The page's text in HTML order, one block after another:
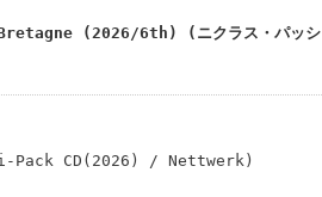
Bretagne (2026/6th) (ニクラス・パッシ
Pack CD(2026) / Nettwerk)